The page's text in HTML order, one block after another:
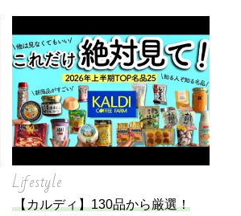
Lifestyle
【カルディ】130品から厳選！